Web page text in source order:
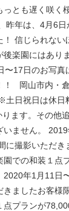
っとも遅く咲く
昨年は、4月6日
！ 信じられない
後楽園にはあり
〜17日のお写真
！ 岡山市内・
土日祝日は休日
ます。その他
いません。
に撮影いただき
での和装１点
2020年1月11日
ましたお客様
点プランが